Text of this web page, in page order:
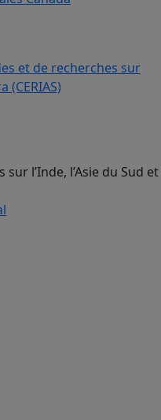
l’Inde, l’Asie du Sud et